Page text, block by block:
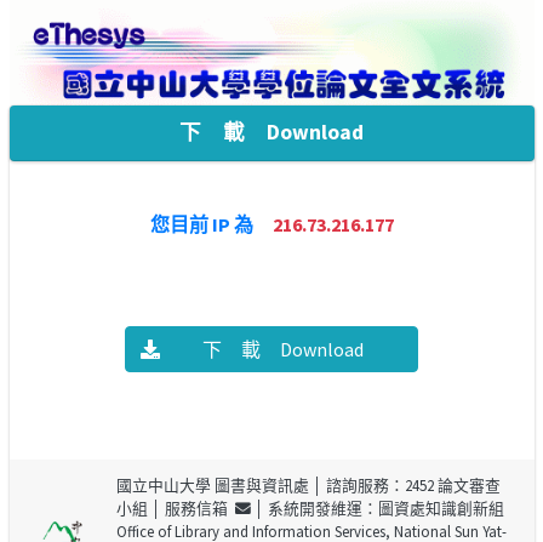
下 載 Download
您目前 IP 為 216.73.216.177
下 載 Download
國立中山大學 圖書與資訊處 │ 諮詢服務：2452 論文審查
小組 │ 服務信箱
│ 系統開發維運：圖資處知識創新組
Office of Library and Information Services, National Sun Yat-